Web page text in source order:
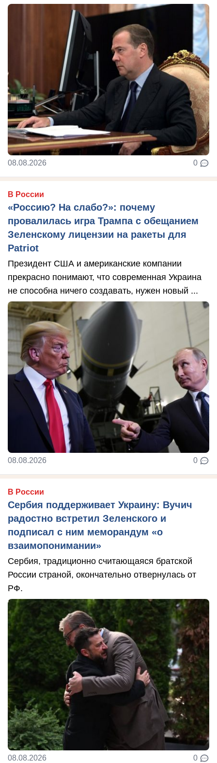
08.08.2026 0
В России
«Россию? На слабо?»: почему
провалилась игра Трампа с обещанием
Зеленскому лицензии на ракеты для
Patriot
Президент США и американские компании
прекрасно понимают, что современная Украина
не способна ничего создавать, нужен новый ...
08.08.2026 0
В России
Сербия поддерживает Украину: Вучич
радостно встретил Зеленского и
подписал с ним меморандум «о
взаимопонимании»
Сербия, традиционно считающаяся братской
России страной, окончательно отвернулась от
РФ.
08.08.2026 0